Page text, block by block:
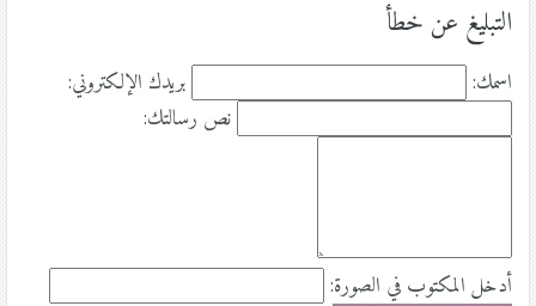
التبليغ عن خطأ
اسمك:
بريدك الإلكتروني:
نص رسالتك:
أدخل المكتوب في الصورة: